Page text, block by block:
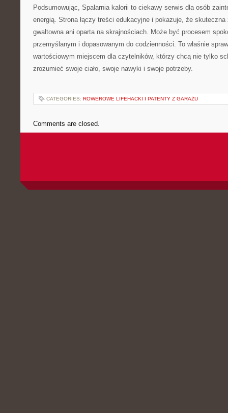
Podsumowując, Spalarnia kalorii to ciekawy serwis dla osób
energią. Strona łączy treści edukacyjne i pokazuje, że
gwałtowna ani oparta na skrajnościach. Może być procesem
przemyślanym i dopasowanym do codzienności. To właśnie
wartościowym miejscem dla czytelników, którzy chcą nie tylko
zrozumieć swoje ciało, swoje nawyki i swoje potrzeby.
CATEGORIES: ROWEROWE LIFEHACKI I PATENTY Z GARAŻU
Comments are closed.